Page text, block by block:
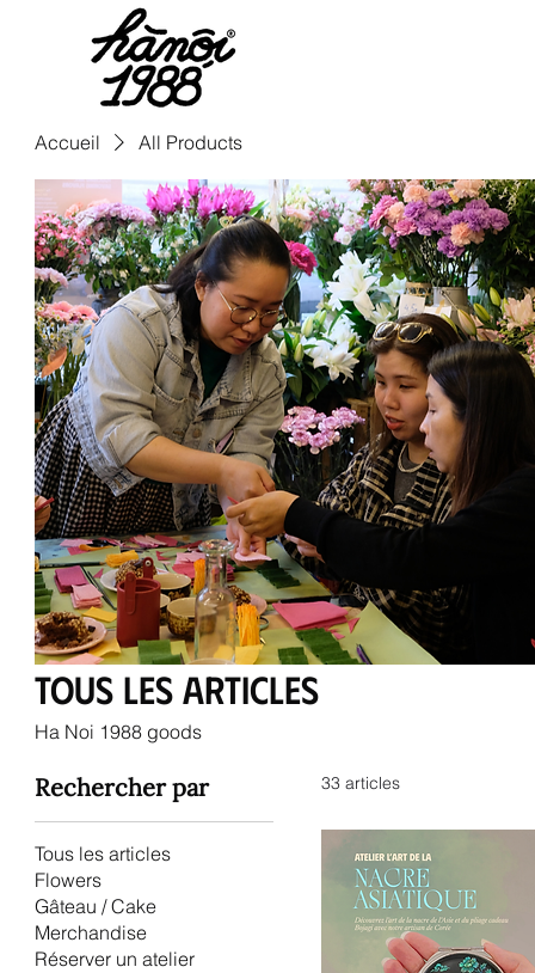
Accueil All Products
Tous les articles
Ha Noi 1988 goods
Rechercher par
Tous les articles
Flowers
Gâteau / Cake
Merchandise
Réserver un atelier
33 articles